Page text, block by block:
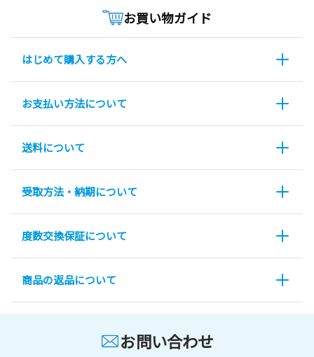
お買い物ガイド
はじめて購入する方へ
お支払い方法について
送料について
受取方法・納期について
度数交換保証について
商品の返品について
お問い合わせ